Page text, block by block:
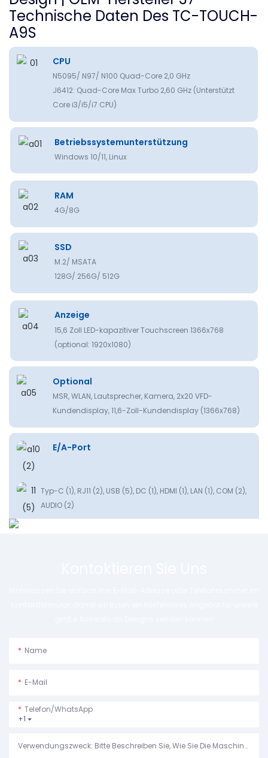
Technische Daten Des TC-TOUCH-
A9S
CPU
N5095/ N97/ N100 Quad-Core 2,0 GHz
J6412: Quad-Core Max Turbo 2,60 GHz (Unterstützt
Core i3/i5/i7 CPU)
Betriebssystemunterstützung
Windows 10/11, Linux
RAM
4G/8G
SSD
M.2/ MSATA
128G/ 256G/ 512G
Anzeige
15,6 Zoll LED-kapazitiver Touchscreen 1366x768
(optional: 1920x1080)
Optional
MSR, WLAN, Lautsprecher, Kamera, 2x20 VFD-
Kundendisplay, 11,6-Zoll-Kundendisplay (1366x768)
E/A-Port
Typ-C (1), RJ11 (2), USB (5), DC (1), HDMI (1), LAN (1), COM (2),
AUDIO (2)
Name
E-Mail
+1
Telefon/WhatsApp
Verwendungszweck: Bitte Beschreiben Sie, Wie Sie Die Maschine Verwenden Möchten.